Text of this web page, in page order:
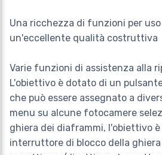
Una ricchezza di funzioni per
un'eccellente qualità costruttiva
Varie funzioni di assistenza alla
L'obiettivo è dotato di un
che può essere assegnato a
menu su alcune fotocamere
ghiera dei diaframmi, l'obiettivo
interruttore di blocco della